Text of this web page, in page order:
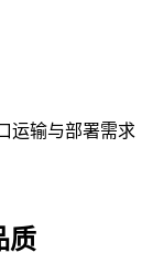
运输与部署需求
质